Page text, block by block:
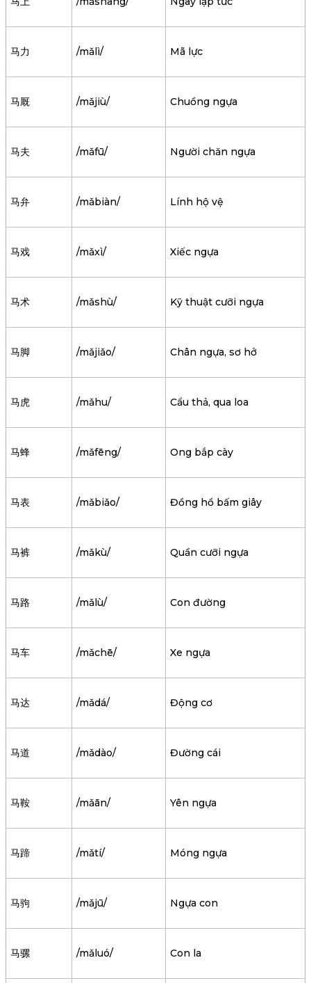
马力 /mǎlì/ Mã lực
马厩 /mǎjiù/ Chuồng ngựa
马夫 /mǎfū/ Người chăn ngựa
马弁 /mǎbiàn/ Lính hộ vệ
马戏 /mǎxì/ Xiếc ngựa
马术 /mǎshù/ Kỹ thuật cưỡi ngựa
马脚 /mǎjiǎo/ Chân ngựa, sơ hở
马虎 /mǎhu/ Cẩu thả, qua loa
马蜂 /mǎfēng/ Ong bắp cày
马表 /mǎbiǎo/ Đồng hồ bấm giây
马裤 /mǎkù/ Quần cưỡi ngựa
马路 /mǎlù/ Con đường
马车 /mǎchē/ Xe ngựa
马达 /mǎdá/ Động cơ
马道 /mǎdào/ Đường cái
马鞍 /mǎān/ Yên ngựa
马蹄 /mǎtí/ Móng ngựa
马驹 /mǎjū/ Ngựa con
马骡 /mǎluó/ Con la